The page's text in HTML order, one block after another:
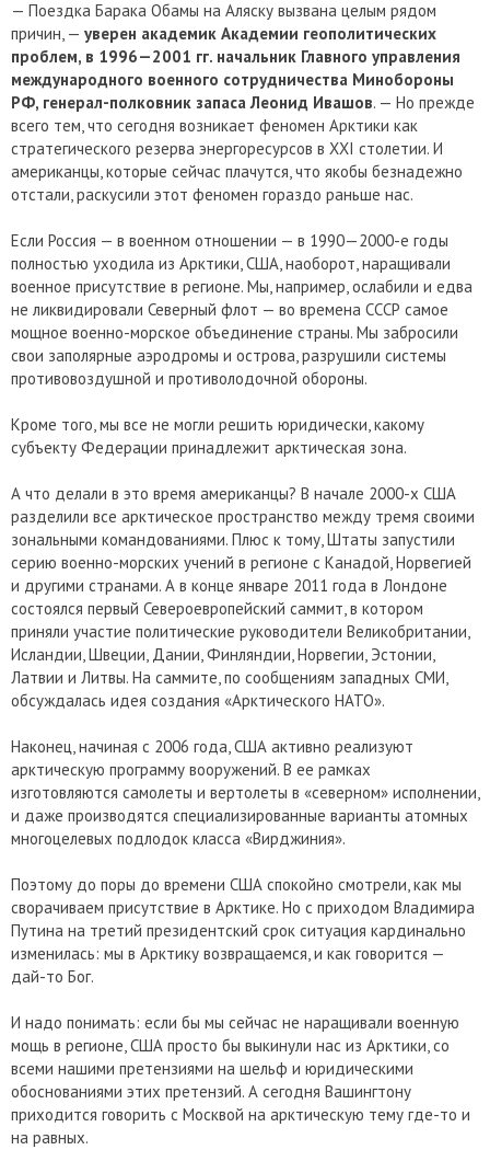
— Поездка Барака Обамы на Аляску вызвана целым рядом
причин, — уверен академик Академии геополитических
проблем, в 1996—2001 гг. начальник Главного управления
международного военного сотрудничества Минобороны
РФ, генерал-полковник запаса Леонид Ивашов. — Но прежде
всего тем, что сегодня возникает феномен Арктики как
стратегического резерва энергоресурсов в XXI столетии. И
американцы, которые сейчас плачутся, что якобы безнадежно
отстали, раскусили этот феномен гораздо раньше нас.
Если Россия — в военном отношении — в 1990—2000-е годы
полностью уходила из Арктики, США, наоборот, наращивали
военное присутствие в регионе. Мы, например, ослабили и едва
не ликвидировали Северный флот — во времена СССР самое
мощное военно-морское объединение страны. Мы забросили
свои заполярные аэродромы и острова, разрушили системы
противовоздушной и противолодочной обороны.
Кроме того, мы все не могли решить юридически, какому
субъекту Федерации принадлежит арктическая зона.
А что делали в это время американцы? В начале 2000-х США
разделили все арктическое пространство между тремя своими
зональными командованиями. Плюс к тому, Штаты запустили
серию военно-морских учений в регионе с Канадой, Норвегией
и другими странами. А в конце январе 2011 года в Лондоне
состоялся первый Североевропейский саммит, в котором
приняли участие политические руководители Великобритании,
Исландии, Швеции, Дании, Финляндии, Норвегии, Эстонии,
Латвии и Литвы. На саммите, по сообщениям западных СМИ,
обсуждалась идея создания «Арктического НАТО».
Наконец, начиная с 2006 года, США активно реализуют
арктическую программу вооружений. В ее рамках
изготовляются самолеты и вертолеты в «северном» исполнении,
и даже производятся специализированные варианты атомных
многоцелевых подлодок класса «Вирджиния».
Поэтому до поры до времени США спокойно смотрели, как мы
сворачиваем присутствие в Арктике. Но с приходом Владимира
Путина на третий президентский срок ситуация кардинально
изменилась: мы в Арктику возвращаемся, и как говорится —
дай-то Бог.
И надо понимать: если бы мы сейчас не наращивали военную
мощь в регионе, США просто бы выкинули нас из Арктики, со
всеми нашими претензиями на шельф и юридическими
обоснованиями этих претензий. А сегодня Вашингтону
приходится говорить с Москвой на арктическую тему где-то и
на равных.